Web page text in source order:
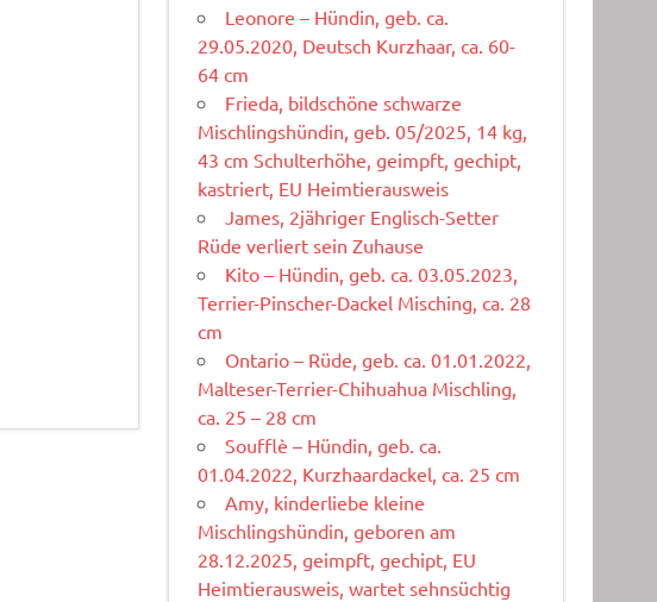
Leonore – Hündin, geb. ca.
29.05.2020, Deutsch Kurzhaar, ca. 60-
64 cm
Frieda, bildschöne schwarze
Mischlingshündin, geb. 05/2025, 14 kg,
43 cm Schulterhöhe, geimpft, gechipt,
kastriert, EU Heimtierausweis
James, 2jähriger Englisch-Setter
Rüde verliert sein Zuhause
Kito – Hündin, geb. ca. 03.05.2023,
Terrier-Pinscher-Dackel Misching, ca. 28
cm
Ontario – Rüde, geb. ca. 01.01.2022,
Malteser-Terrier-Chihuahua Mischling,
ca. 25 – 28 cm
Soufflè – Hündin, geb. ca.
01.04.2022, Kurzhaardackel, ca. 25 cm
Amy, kinderliebe kleine
Mischlingshündin, geboren am
28.12.2025, geimpft, gechipt, EU
Heimtierausweis, wartet sehnsüchtig